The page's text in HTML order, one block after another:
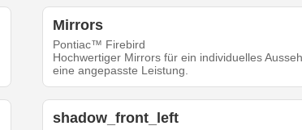
Mirrors
Pontiac™ Firebird
Hochwertiger Mirrors für ein individuelles
eine angepasste Leistung.
shadow_front_left